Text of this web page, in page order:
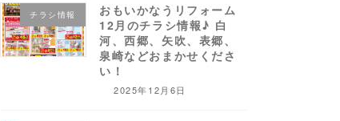
チラシ情報
おもいかなうリフォーム
12月のチラシ情報♪ 白
河、西郷、矢吹、表郷、
泉崎などおまかせくださ
い！
2025年12月6日